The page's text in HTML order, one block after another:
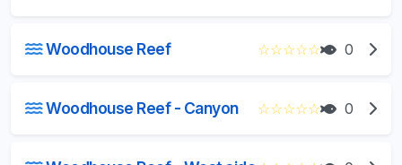
Woodhouse Reef ☆☆☆☆☆ 0
Woodhouse Reef - Canyon ☆☆☆☆☆ 0